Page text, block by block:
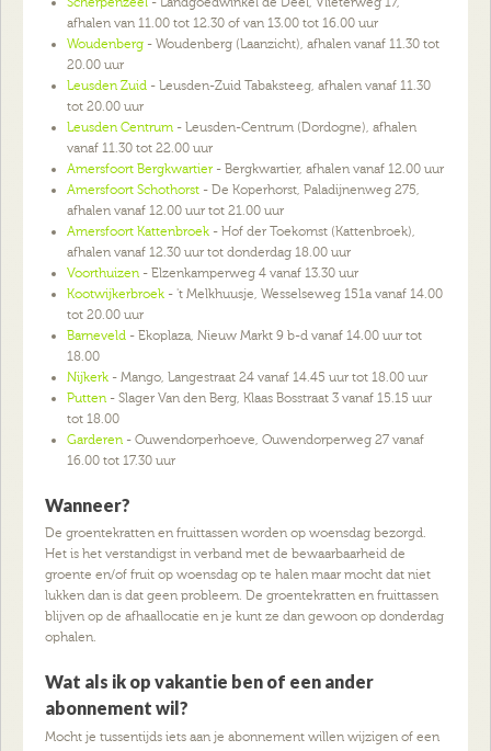
afhalen van 11.00 tot 12.30 of van 13.00 tot 16.00 uur
Woudenberg - Woudenberg (Laanzicht), afhalen vanaf 11.30 tot
20.00 uur
Leusden Zuid - Leusden-Zuid Tabaksteeg, afhalen vanaf 11.30
tot 20.00 uur
Leusden Centrum - Leusden-Centrum (Dordogne), afhalen
vanaf 11.30 tot 22.00 uur
Amersfoort Bergkwartier - Bergkwartier, afhalen vanaf 12.00 uur
Amersfoort Schothorst - De Koperhorst, Paladijnenweg 275,
afhalen vanaf 12.00 uur tot 21.00 uur
Amersfoort Kattenbroek - Hof der Toekomst (Kattenbroek),
afhalen vanaf 12.30 uur tot donderdag 18.00 uur
Voorthuizen - Elzenkamperweg 4 vanaf 13.30 uur
Kootwijkerbroek - 't Melkhuusje, Wesselseweg 151a vanaf 14.00
tot 20.00 uur
Barneveld - Ekoplaza, Nieuw Markt 9 b-d vanaf 14.00 uur tot
18.00
Nijkerk - Mango, Langestraat 24 vanaf 14.45 uur tot 18.00 uur
Putten - Slager Van den Berg, Klaas Bosstraat 3 vanaf 15.15 uur
tot 18.00
Garderen - Ouwendorperhoeve, Ouwendorperweg 27 vanaf
16.00 tot 17.30 uur
Wanneer?
De groentekratten en fruittassen worden op woensdag bezorgd.
Het is het verstandigst in verband met de bewaarbaarheid de
groente en/of fruit op woensdag op te halen maar mocht dat niet
lukken dan is dat geen probleem. De groentekratten en fruittassen
blijven op de afhaallocatie en je kunt ze dan gewoon op donderdag
ophalen.
Wat als ik op vakantie ben of een ander
abonnement wil?
Mocht je tussentijds iets aan je abonnement willen wijzigen of een